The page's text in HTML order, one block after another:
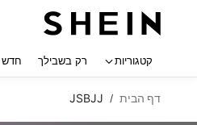
קטגוריות רק בשבילך
דף הבית /
JSBJJ